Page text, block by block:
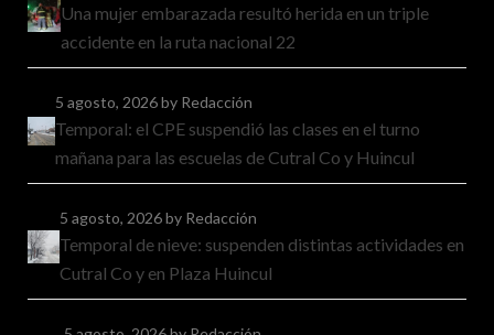
Una mujer embarazada resultó herida en un triple
accidente en la ruta nacional 22
5 agosto, 2026by Redacción
Temporal: el CPE suspendió las clases en el turno
mañana para las escuelas de Cutral Co y Huincul
5 agosto, 2026by Redacción
Temporal de nieve: suspenden distintas actividades en
Cutral Co y en Plaza Huincul